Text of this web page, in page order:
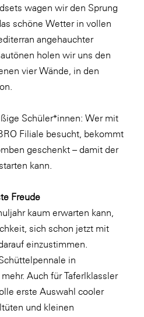
& Kraftstoff
wagen wir den Sprung
schöne Wetter in vollen
angehauchter
holen wir uns den
vier Wände, in den
Schüler*innen: Wer mit
Filiale besucht, bekommt
geschenkt – damit der
kann.
Freude
kaum erwarten kann,
sich schon jetzt mit
einzustimmen.
in
Auch für Taferlklassler
erste Auswahl cooler
und kleinen